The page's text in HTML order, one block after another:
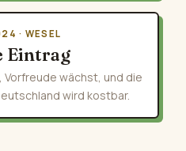
· WESEL
Eintrag
wächst, und die
wird kostbar.